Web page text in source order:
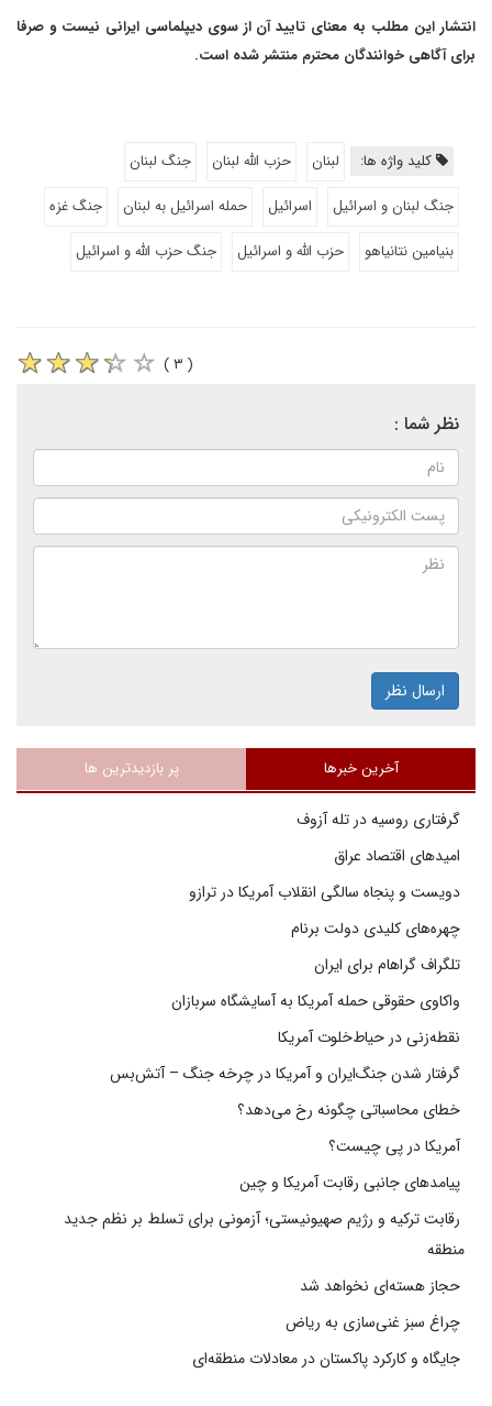
انتشار این مطلب به معنای تایید آن از سوی دیپلماسی ایرانی نیست و صرفا
برای آگاهی خوانندگان محترم منتشر شده است.
کلید واژه ها: لبنان حزب الله لبنان
جنگ لبنان
جنگ لبنان و اسرائیل
اسرائیل حمله اسرائیل به لبنان
جنگ غزه
بنیامین نتانیاهو
حزب الله و اسرائیل جنگ حزب الله و اسرائیل
( ۳ )
نظر شما :
ارسال نظر
آخرین خبرها پر بازدیدترین ها
گرفتاری روسیه در تله آزوف
امیدهای اقتصاد عراق
دویست و پنجاه سالگی انقلاب آمریکا در ترازو
چهره‌های کلیدی دولت برنام
تلگراف گراهام برای ایران
واکاوی حقوقی حمله آمریکا به آسایشگاه سربازان
نقطه‌زنی در حیاط‌خلوت آمریکا
گرفتار شدن جنگ‌ایران و آمریکا در چرخه جنگ – آتش‌بس
خطای محاسباتی چگونه رخ می‌دهد؟
آمریکا در پی چیست؟
پیامدهای جانبی رقابت آمریکا و چین
رقابت ترکیه و رژیم صهیونیستی؛ آزمونی برای تسلط بر نظم جدید
منطقه
حجاز هسته‌ای نخواهد شد
چراغ سبز غنی‌سازی به ریاض
جایگاه و کارکرد پاکستان در معادلات منطقه‌ای